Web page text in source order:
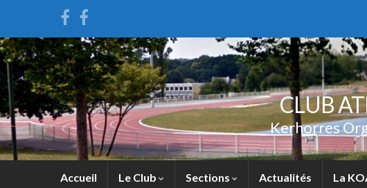
CLUB
Kerhorres
Accueil Le Club Sections Actualités La